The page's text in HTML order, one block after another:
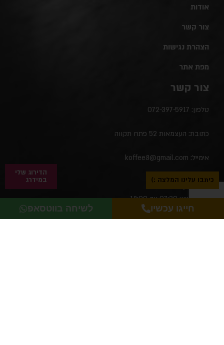
כיתבו עלינו המלצה :)
אודות
צור קשר
הצהרת נגישות
מפת אתר
צור קשר
טלפון: 072-397-5917
כתובת: העצמאות 52 פתח תקווה
אימייל: koffee8@gmail.com
שעות פעילות:
יום ראשון: 07:30 עד 18:00
יום שני: 07:30 עד 18:00
הדירוג שלי
במידרג
חייגו עכשיו לשיחה בווטסאפ